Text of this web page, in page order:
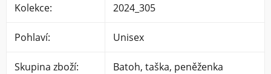
Kolekce: 2024_305
Pohlaví: Unisex
Skupina zboží: Batoh, taška, peněženka